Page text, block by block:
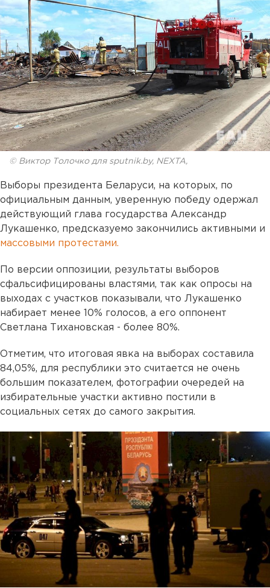
© Виктор Толочко для sputnik.by, NEXTA,
Выборы президента Беларуси, на которых, по
официальным данным, уверенную победу одержал
действующий глава государства Александр
Лукашенко, предсказуемо закончились активными и
массовыми протестами.
По версии оппозиции, результаты выборов
сфальсифицированы властями, так как опросы на
выходах с участков показывали, что Лукашенко
набирает менее 10% голосов, а его оппонент
Светлана Тихановская - более 80%.
Отметим, что итоговая явка на выборах составила
84,05%, для республики это считается не очень
большим показателем, фотографии очередей на
избирательные участки активно постили в
социальных сетях до самого закрытия.